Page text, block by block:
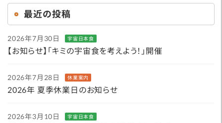
最近の投稿
2026年7月30日 宇宙日本食
【お知らせ】「キミの宇宙食を考えよう！」開催
2026年7月28日 休業案内
2026年 夏季休業日のお知らせ
2026年3月10日 宇宙日本食